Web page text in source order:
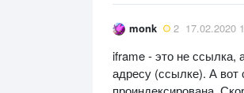
monk 2 17.02.2020
iframe - это не ссылка,
адресу (ссылке). А вот